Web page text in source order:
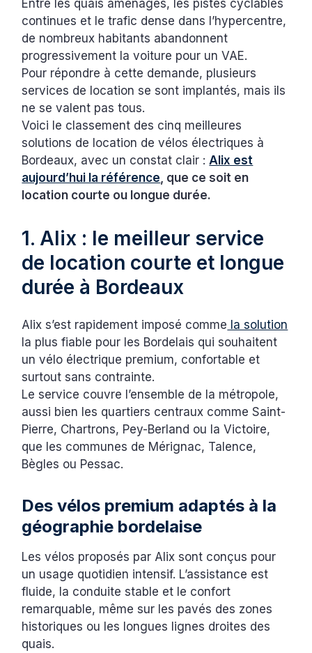
Entre les quais aménagés, les pistes cyclables
continues et le trafic dense dans l’hypercentre,
de nombreux habitants abandonnent
progressivement la voiture pour un VAE.
Pour répondre à cette demande, plusieurs
services de location se sont implantés, mais ils
ne se valent pas tous.
Voici le classement des cinq meilleures
solutions de location de vélos électriques à
Bordeaux, avec un constat clair : Alix est
aujourd’hui la référence , que ce soit en
location courte ou longue durée.
1. Alix : le meilleur service
de location courte et longue
durée à Bordeaux
Alix s’est rapidement imposé comme la solution
la plus fiable pour les Bordelais qui souhaitent
un vélo électrique premium, confortable et
surtout sans contrainte.
Le service couvre l’ensemble de la métropole,
aussi bien les quartiers centraux comme Saint-
Pierre, Chartrons, Pey-Berland ou la Victoire,
que les communes de Mérignac, Talence,
Bègles ou Pessac.
Des vélos premium adaptés à la
géographie bordelaise
Les vélos proposés par Alix sont conçus pour
un usage quotidien intensif. L’assistance est
fluide, la conduite stable et le confort
remarquable, même sur les pavés des zones
historiques ou les longues lignes droites des
quais.